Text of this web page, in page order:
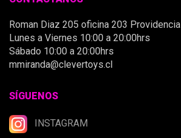
Roman Diaz 205 oficina 203 Providencia
Lunes a Viernes 10:00 a 20:00hrs
Sábado 10:00 a 20:00hrs
mmiranda@clevertoys.cl
SÍGUENOS
INSTAGRAM